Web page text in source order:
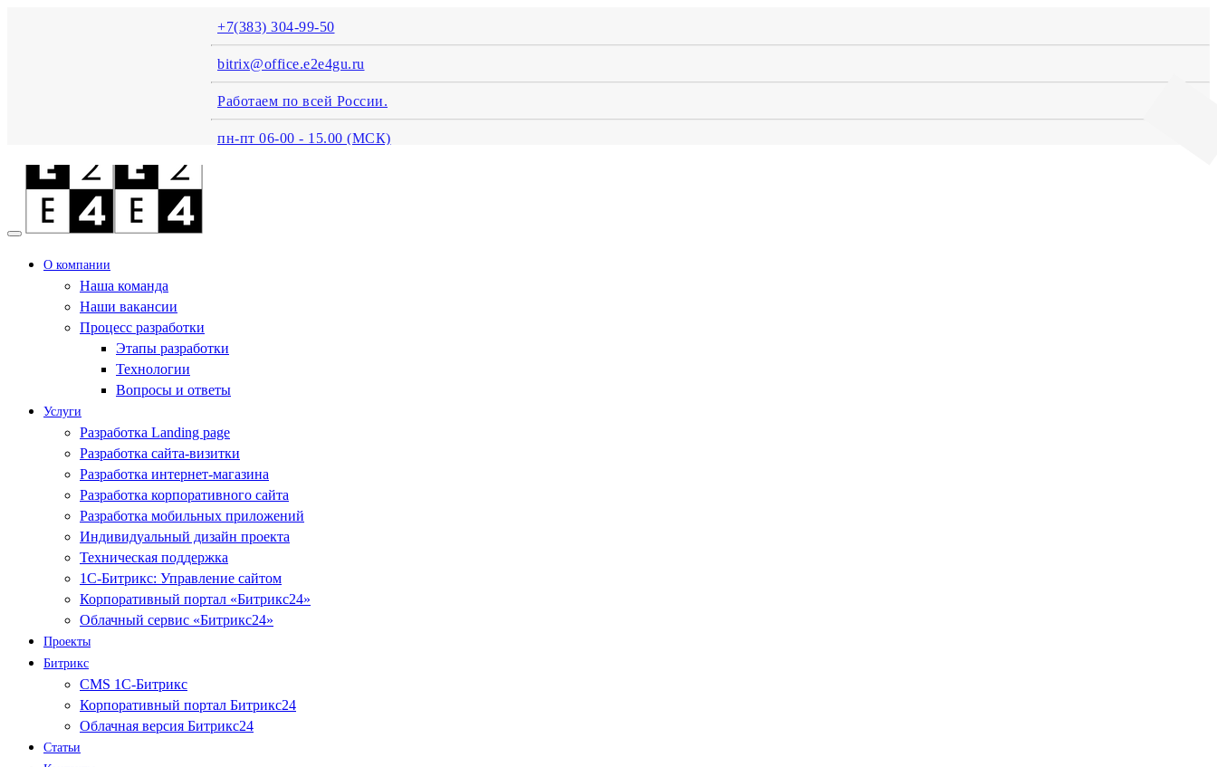
+7(383) 304-99-50
bitrix@office.e2e4gu.ru
Работаем по всей России.
пн-пт 06-00 - 15.00 (MСК)
О компании
Наша команда
Наши вакансии
Процесс разработки
Этапы разработки
Технологии
Вопросы и ответы
Услуги
Разработка Landing page
Разработка сайта-визитки
Разработка интернет-магазина
Разработка корпоративного сайта
Разработка мобильных приложений
Индивидуальный дизайн проекта
Техническая поддержка
1С-Битрикс: Управление сайтом
Корпоративный портал «Битрикс24»
Облачный сервис «Битрикс24»
Проекты
Битрикс
CMS 1С-Битрикс
Корпоративный портал Битрикс24
Облачная версия Битрикс24
Статьи